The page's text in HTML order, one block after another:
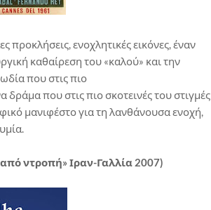
προκλήσεις, ενοχλητικές εικόνες, έναν
καθαίρεση του «καλού» και την
που στις πιο
δράμα που στις πιο σκοτεινές του στιγμές
μανιφέστο για τη λανθάνουσα ενοχή,
ντροπή» Ιραν-Γαλλία 2007)